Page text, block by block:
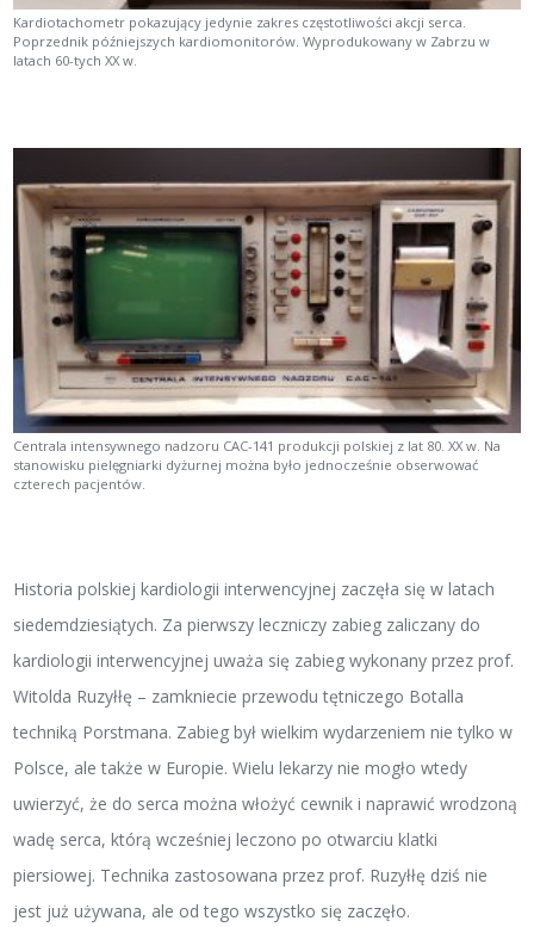
Kardiotachometr pokazujący jedynie zakres częstotliwości akcji serca.
Poprzednik późniejszych kardiomonitorów. Wyprodukowany w Zabrzu w
latach 60-tych XX w.
Centrala intensywnego nadzoru CAC-141 produkcji polskiej z lat 80. XX w. Na
stanowisku pielęgniarki dyżurnej można było jednocześnie obserwować
czterech pacjentów.
Historia polskiej kardiologii interwencyjnej zaczęła się w latach
siedemdziesiątych. Za pierwszy leczniczy zabieg zaliczany do
kardiologii interwencyjnej uważa się zabieg wykonany przez prof.
Witolda Ruzyłłę – zamkniecie przewodu tętniczego Botalla
techniką Porstmana. Zabieg był wielkim wydarzeniem nie tylko w
Polsce, ale także w Europie. Wielu lekarzy nie mogło wtedy
uwierzyć, że do serca można włożyć cewnik i naprawić wrodzoną
wadę serca, którą wcześniej leczono po otwarciu klatki
piersiowej. Technika zastosowana przez prof. Ruzyłłę dziś nie
jest już używana, ale od tego wszystko się zaczęło.